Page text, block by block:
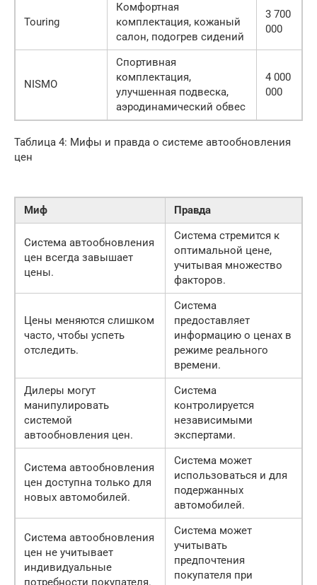
Touring
Комфортная
комплектация, кожаный
салон, подогрев сидений
3 700
000
NISMO
Спортивная
комплектация,
улучшенная подвеска,
аэродинамический обвес
4 000
000
Таблица 4: Мифы и правда о системе автообновления
цен
Миф Правда
Система автообновления
цен всегда завышает
цены.
Система стремится к
оптимальной цене,
учитывая множество
факторов.
Цены меняются слишком
часто, чтобы успеть
отследить.
Система
предоставляет
информацию о ценах в
режиме реального
времени.
Дилеры могут
манипулировать
системой
автообновления цен.
Система
контролируется
независимыми
экспертами.
Система автообновления
цен доступна только для
новых автомобилей.
Система может
использоваться и для
подержанных
автомобилей.
Система автообновления
цен не учитывает
индивидуальные
потребности покупателя.
Система может
учитывать
предпочтения
покупателя при